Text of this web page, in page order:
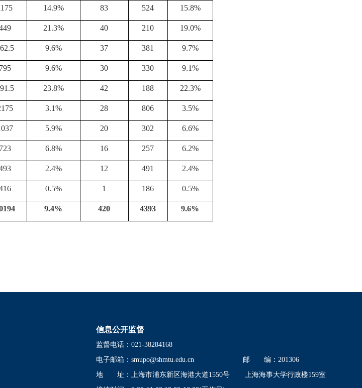
14.9% 83 524 15.8%
21.3% 40 210 19.0%
9.6% 37 381 9.7%
795 9.6% 30 330 9.1%
23.8% 42 188 22.3%
3.1% 28 806 3.5%
5.9% 20 302 6.6%
723 6.8% 16 257 6.2%
2.4% 12 491 2.4%
0.5% 1 186 0.5%
9.4% 420 4393 9.6%
信息公开监督
监督电话：021-38284168
电子邮箱： smupo@shmtu.edu.cn
邮 编：201306
地 址：上海市浦东新区海港大道1550号
上海海事大学行政楼159室